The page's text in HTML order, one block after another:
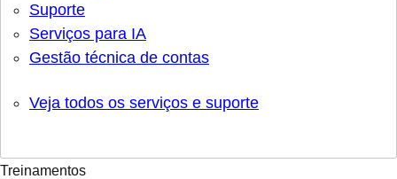
Suporte
Serviços para IA
Gestão técnica de contas
Veja todos os serviços e suporte
Treinamentos